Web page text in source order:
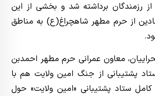
از رزمندگان برداشته شد و بخشی از این
از حرم مطهر شاهچراغ(ع) به مناطق
معاون عمرانی حرم مطهر احمدبن
پشتیبانی از جنگ امین ولایت هم با
کامل ستاد پشتیبانی «امین ولایت» حول